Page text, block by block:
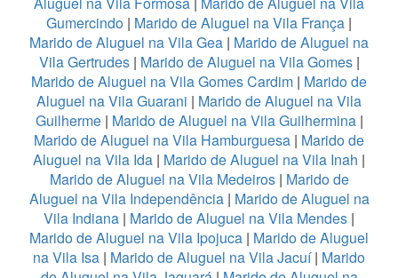
Gumercindo | Marido de Aluguel na Vila França |
Marido de Aluguel na Vila Gea | Marido de Aluguel na
Vila Gertrudes| Marido de Aluguel na Vila Gomes|
Marido de Aluguel na Vila Gomes Cardim | Marido de
Aluguel na Vila Guarani | Marido de Aluguel na Vila
Guilherme| Marido de Aluguel na Vila Guilhermina|
Marido de Aluguel na Vila Hamburguesa | Marido de
Aluguel na Vila Ida | Marido de Aluguel na Vila Inah |
Marido de Aluguel na Vila Medeiros| Marido de
Aluguel na Vila Independência| Marido de Aluguel na
Vila Indiana | Marido de Aluguel na Vila Mendes |
Marido de Aluguel na Vila Ipojuca | Marido de Aluguel
na Vila Isa | Marido de Aluguel na Vila Jacuí| Marido